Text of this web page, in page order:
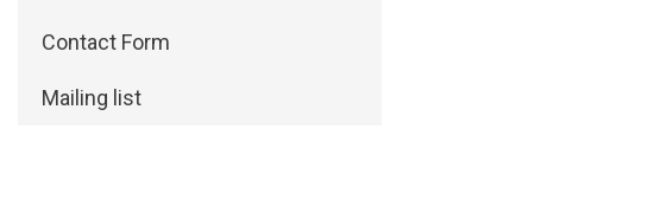
Contact Form
Mailing list